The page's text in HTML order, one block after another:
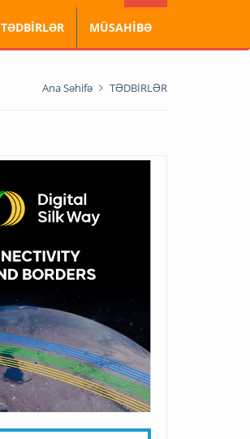
TƏDBİRLƏR MÜSAHİBƏ
Ana Səhifə TƏDBİRLƏR